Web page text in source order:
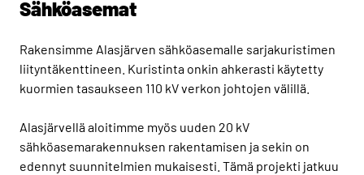
Sähköasemat
Rakensimme Alasjärven sähköasemalle sarjakuristimen
liityntäkenttineen. Kuristinta onkin ahkerasti käytetty
kuormien tasaukseen 110 kV verkon johtojen välillä.
Alasjärvellä aloitimme myös uuden 20 kV
sähköasemarakennuksen rakentamisen ja sekin on
edennyt suunnitelmien mukaisesti. Tämä projekti jatkuu